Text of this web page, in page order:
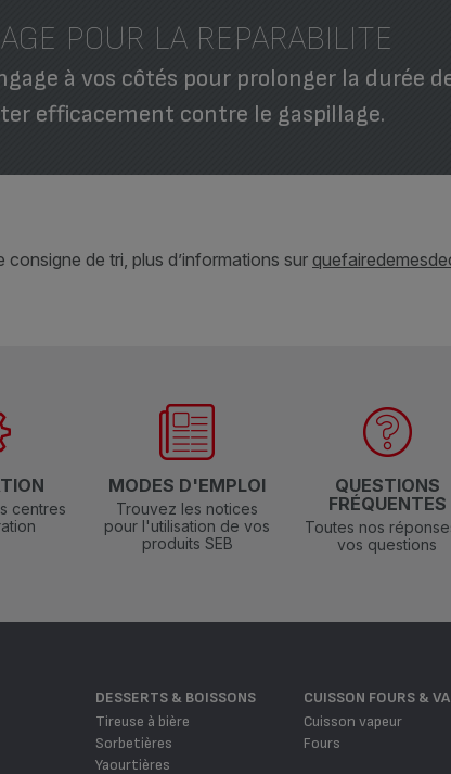
POUR LA REPARABILITE
à vos côtés pour prolonger la durée
efficacement contre le gaspillage.
consigne de tri, plus d’informations sur
centres
MODES D'EMPLOI
Trouvez les notices
pour l'utilisation de vos
produits SEB
QUESTIONS
FRÉQUENTES
Toutes nos
vos questions
DESSERTS & BOISSONS
Tireuse à bière
Sorbetières
Yaourtières
CUISSON FOURS &
Cuisson vapeur
Fours